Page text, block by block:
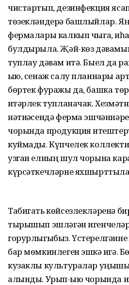
чистартып, дезинфекция
төзекләндерә башлыйлар.
фермалары калкып чыга,
булдырыла. Җәй-көз
туплау дәвам итә. Быел да
җыю, сенаж салу планнары
бөртек фуражы да, башка
җитәрлек тупланачак.
нәтиҗәсендә ферма
чорында продукция
куймады. Күпчелек
узган елның шул чорына
күрсәткечләрне
Табигать көйсезлекләренә
тырышып эшләгән
горурлыгыбыз. Үстерелгәнне
бар мөмкинлеген эшкә җигә.
кузаклы культуралар
алынды. Урып-җыю чорында